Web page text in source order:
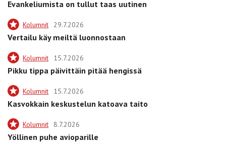
Evankeliumista on tullut taas uutinen
Kolumnit 29.7.2026
Vertailu käy meiltä luonnostaan
Kolumnit 15.7.2026
Pikku tippa päivittäin pitää hengissä
Kolumnit 15.7.2026
Kasvokkain keskustelun katoava taito
Kolumnit 8.7.2026
Yöllinen puhe avioparille